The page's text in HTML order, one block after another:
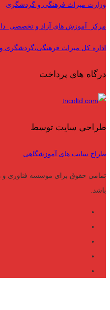
وزارت میراث فرهنگی و گردشگری
مرکز آموزش های آزاد و تخصصی
اداره کل میراث فرهنگی،گردشگری
درگاه های پرداخت
طراحی سایت توسط
طراح سایت های آموزشگاهی
تمامی حقوق برای موسسه فناوری و
باشد.